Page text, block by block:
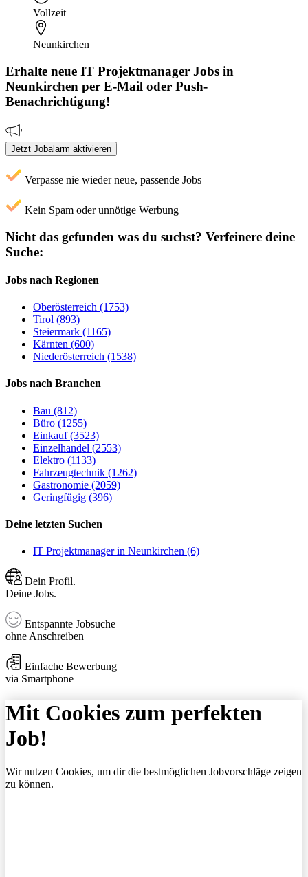
Vollzeit
Neunkirchen
Erhalte neue IT Projektmanager Jobs in
Neunkirchen per E-Mail oder Push-
Benachrichtigung!
Jetzt Jobalarm aktivieren
Verpasse nie wieder neue, passende Jobs
Kein Spam oder unnötige Werbung
Nicht das gefunden was du suchst? Verfeinere deine
Suche:
Jobs nach Regionen
Oberösterreich (1753)
Tirol (893)
Steiermark (1165)
Kärnten (600)
Niederösterreich (1538)
Jobs nach Branchen
Bau (812)
Büro (1255)
Einkauf (3523)
Einzelhandel (2553)
Elektro (1133)
Fahrzeugtechnik (1262)
Gastronomie (2059)
Geringfügig (396)
Deine letzten Suchen
IT Projektmanager in Neunkirchen (6)
Dein Profil.
Deine Jobs.
Entspannte Jobsuche
ohne Anschreiben
Einfache Bewerbung
via Smartphone
Mit Cookies zum perfekten
Job!
Wir nutzen Cookies, um dir die bestmöglichen Jobvorschläge zeigen
zu können.